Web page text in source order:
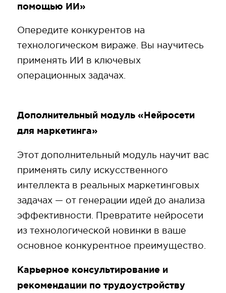
помощью ИИ»
Опередите конкурентов на
технологическом вираже. Вы научитесь
применять ИИ в ключевых
операционных задачах.
Дополнительный модуль «Нейросети
для маркетинга»
Этот дополнительный модуль научит вас
применять силу искусственного
интеллекта в реальных маркетинговых
задачах — от генерации идей до анализа
эффективности. Превратите нейросети
из технологической новинки в ваше
основное конкурентное преимущество.
Карьерное консультирование и
рекомендации по трудоустройству